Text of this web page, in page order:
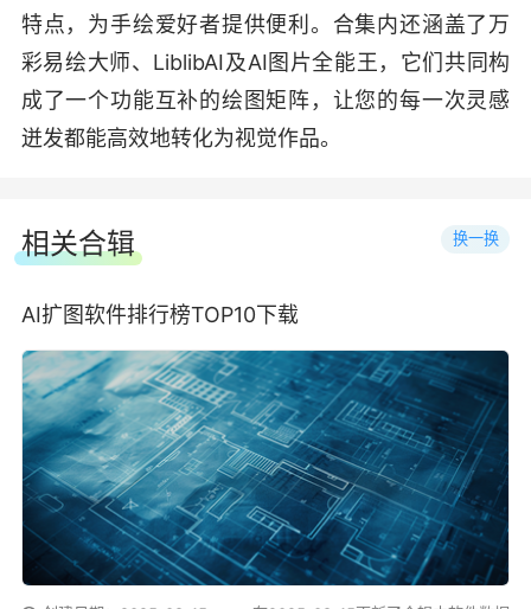
特点，为手绘爱好者提供便利。合集内还涵盖了万
彩易绘大师、LiblibAI及AI图片全能王，它们共同构
成了一个功能互补的绘图矩阵，让您的每一次灵感
迸发都能高效地转化为视觉作品。
相关合辑 换一换
AI扩图软件排行榜TOP10下载